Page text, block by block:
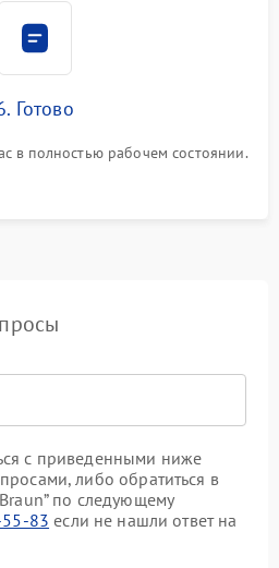
Готово
в полностью рабочем состоянии.
с приведенными ниже
либо обратиться в
по следующему
83 если не нашли ответ на